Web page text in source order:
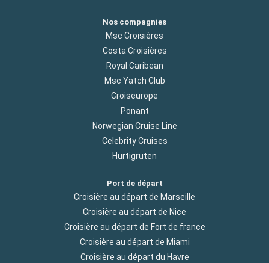
Nos compagnies
Msc Croisières
Costa Croisières
Royal Caribean
Msc Yatch Club
Croiseurope
Ponant
Norwegian Cruise Line
Celebrity Cruises
Hurtigruten
Port de départ
Croisière au départ de Marseille
Croisière au départ de Nice
Croisière au départ de Fort de france
Croisière au départ de Miami
Croisière au départ du Havre